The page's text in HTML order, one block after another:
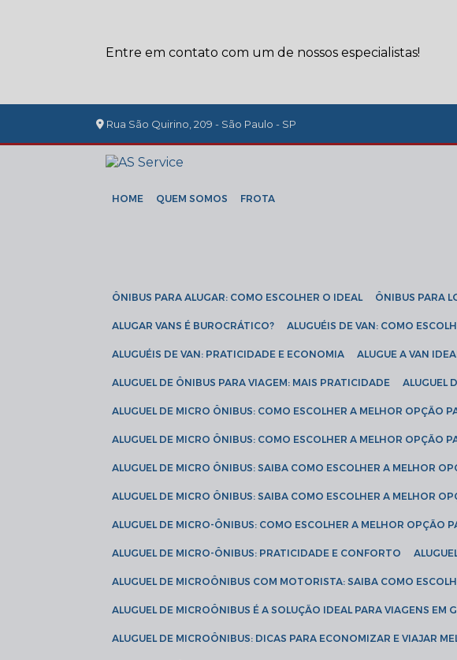
Entre em contato com um de nossos especialistas!
Rua São Quirino, 209 - São Paulo - SP
HOME QUEM SOMOS FROTA
ÔNIBUS PARA ALUGAR: COMO ESCOLHER O IDEAL ÔNIBUS PARA
ALUGAR VANS É BUROCRÁTICO? ALUGUÉIS DE VAN: COMO
ALUGUÉIS DE VAN: PRATICIDADE E ECONOMIA ALUGUE A VAN
ALUGUEL DE ÔNIBUS PARA VIAGEM: MAIS PRATICIDADE
ALUGUEL DE MICRO ÔNIBUS: COMO ESCOLHER A MELHOR OPÇÃO
ALUGUEL DE MICRO ÔNIBUS: COMO ESCOLHER A MELHOR OPÇÃO
ALUGUEL DE MICRO ÔNIBUS: SAIBA COMO ESCOLHER A MELHOR
ALUGUEL DE MICRO ÔNIBUS: SAIBA COMO ESCOLHER A MELHOR
ALUGUEL DE MICRO-ÔNIBUS: COMO ESCOLHER A MELHOR OPÇÃO
ALUGUEL DE MICRO-ÔNIBUS: PRATICIDADE E CONFORTO
ALUGUEL DE MICROÔNIBUS COM MOTORISTA: SAIBA COMO
ALUGUEL DE MICROÔNIBUS É A SOLUÇÃO IDEAL PARA VIAGENS EM
ALUGUEL DE MICROÔNIBUS: DICAS PARA ECONOMIZAR E VIAJAR